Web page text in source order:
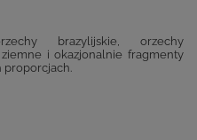
brazylijskie, orzechy
i okazjonalnie fragmenty
proporcjach.